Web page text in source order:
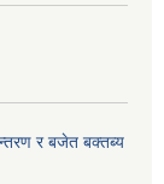
र बजेत बक्तब्य